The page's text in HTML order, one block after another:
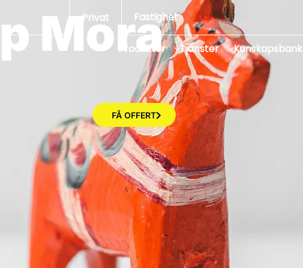
Privat Fastighet
Produkter Tjänster Kunskapsbank
Mora
FÅ OFFERT